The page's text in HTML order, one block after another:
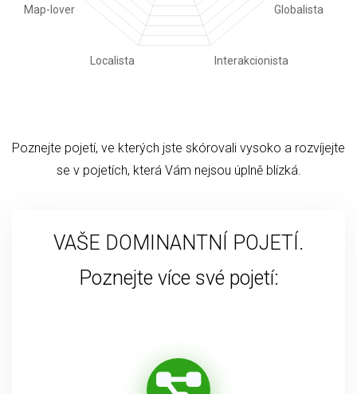
Poznejte pojetí, ve kterých jste skórovali vysoko a rozvíjejte
se v pojetích, která Vám nejsou úplně blízká.
VAŠE DOMINANTNÍ POJETÍ.
Poznejte více své pojetí: